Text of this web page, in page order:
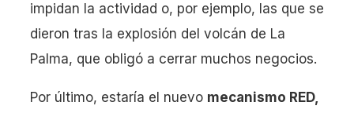
impidan la actividad o, por ejemplo, las que se
dieron tras la explosión del volcán de La
Palma, que obligó a cerrar muchos negocios.
Por último, estaría el nuevo mecanismo RED,